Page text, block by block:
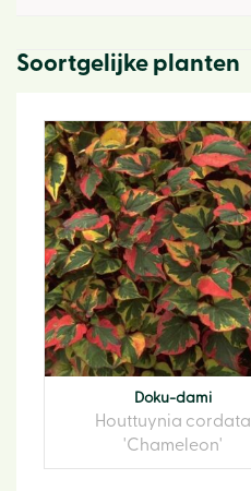
Soortgelijke planten
Doku-dami
Houttuynia cordata
'Chameleon'